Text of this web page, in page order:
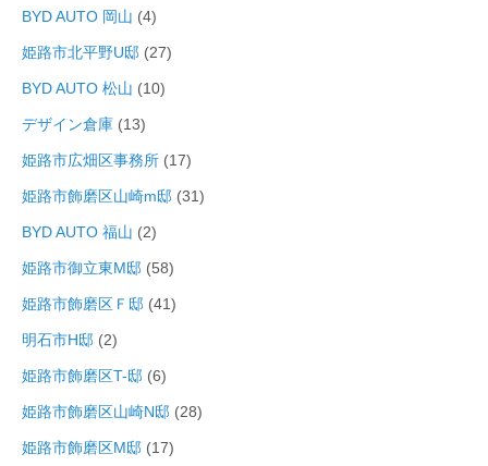
BYD AUTO 岡山 (4)
姫路市北平野U邸 (27)
BYD AUTO 松山 (10)
デザイン倉庫 (13)
姫路市広畑区事務所 (17)
姫路市飾磨区山崎m邸 (31)
BYD AUTO 福山 (2)
姫路市御立東M邸 (58)
姫路市飾磨区Ｆ邸 (41)
明石市H邸 (2)
姫路市飾磨区T-邸 (6)
姫路市飾磨区山崎N邸 (28)
姫路市飾磨区M邸 (17)